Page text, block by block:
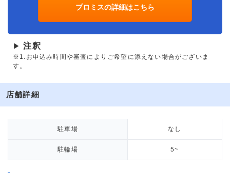
プロミスの詳細はこちら
▶ 注釈
※1.お申込み時間や審査によりご希望に添えない場合がございま
す。
店舗詳細
駐車場 なし
駐輪場 5~